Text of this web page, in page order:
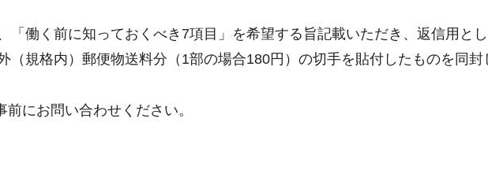
「働く前に知っておくべき7項目」を希望する旨記載いただき、返信用と
（規格内）郵便物送料分（1部の場合180円）の切手を貼付したものを同
にお問い合わせください。